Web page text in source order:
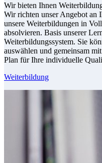
Wir bieten Ihnen
Wir richten unser Angebot an
unsere Weiterbildungen in
absolvieren. Basis unserer
Weiterbildungssystem. Sie
auswählen und gemeinsam
Plan für Ihre individuelle
Weiterbildung